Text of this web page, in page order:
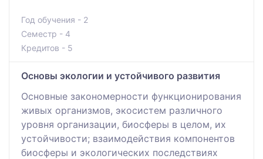
Год обучения - 2
Семестр - 4
Кредитов - 5
Основы экологии и устойчивого развития
Основные закономерности функционирования
живых организмов, экосистем различного
уровня организации, биосферы в целом, их
устойчивости; взаимодействия компонентов
биосферы и экологических последствиях